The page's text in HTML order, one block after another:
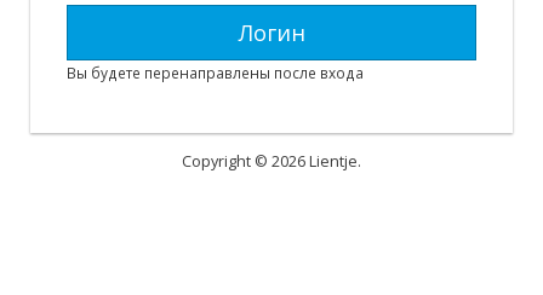
Вы будете перенаправлены после входа
Copyright © 2026 Lientje.